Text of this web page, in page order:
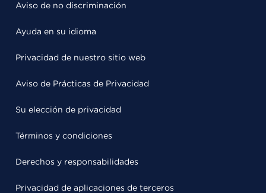
Aviso de no discriminación
Ayuda en su idioma
Privacidad de nuestro sitio web
Aviso de Prácticas de Privacidad
Su elección de privacidad
Términos y condiciones
Derechos y responsabilidades
Privacidad de aplicaciones de terceros